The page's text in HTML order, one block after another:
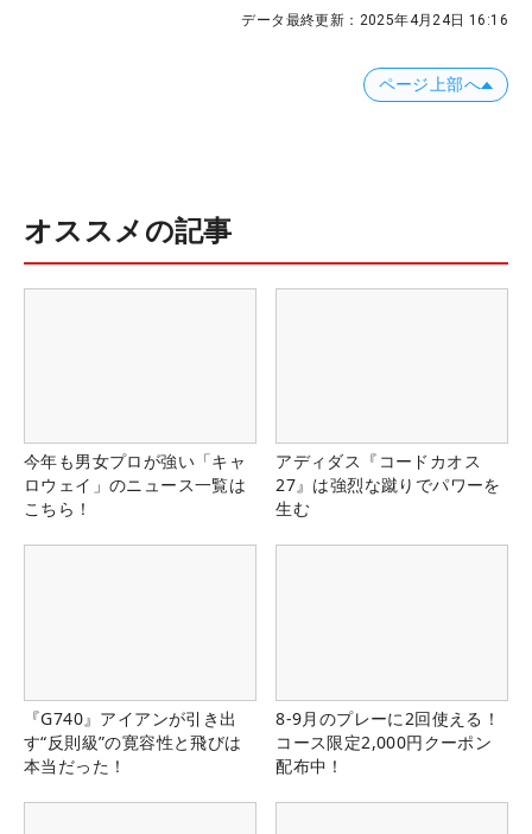
データ最終更新： 2025年4月24日 16:16
ページ上部へ
オススメの記事
今年も男女プロが強い「キャ
ロウェイ」のニュース一覧は
こちら！
アディダス『コードカオス
27』は強烈な蹴りでパワーを
生む
『G740』アイアンが引き出
す“反則級”の寛容性と飛びは
本当だった！
8-9月のプレーに2回使える！
コース限定2,000円クーポン
配布中！